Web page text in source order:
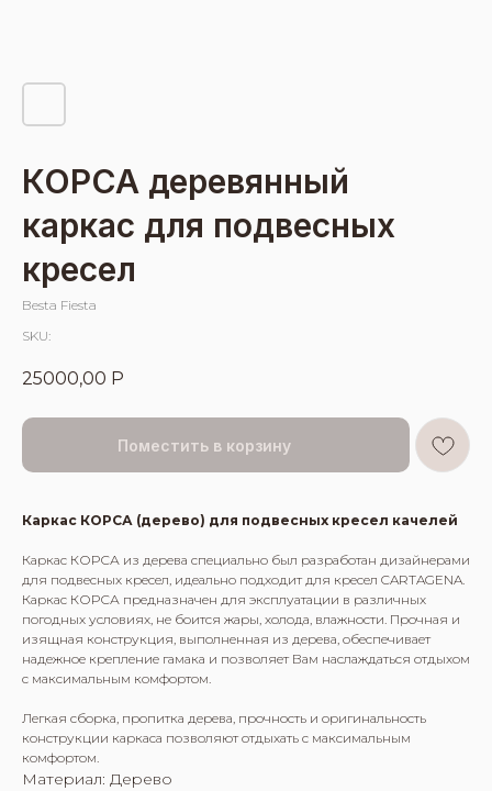
КОРСА деревянный
каркас для подвесных
кресел
Besta Fiesta
SKU:
25000,00 Р
Поместить в корзину
Каркас КОРСА (дерево) для подвесных кресел качелей
Каркас КОРСА из дерева специально был разработан дизайнерами
для подвесных кресел, идеально подходит для кресел CARTAGENA.
Каркас КОРСА предназначен для эксплуатации в различных
погодных условиях, не боится жары, холода, влажности. Прочная и
изящная конструкция, выполненная из дерева, обеспечивает
надежное крепление гамака и позволяет Вам наслаждаться отдыхом
с максимальным комфортом.
Легкая сборка, пропитка дерева, прочность и оригинальность
конструкции каркаса позволяют отдыхать с максимальным
комфортом.
Материал: Дерево